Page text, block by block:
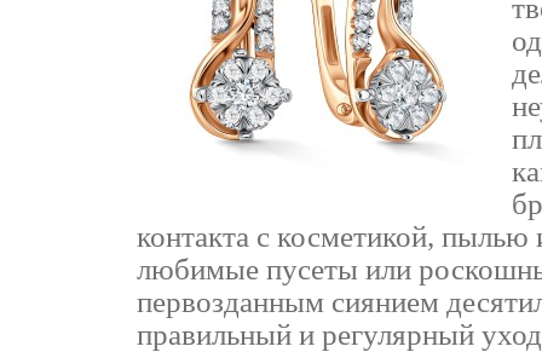
контакта с косметикой,
любимые пусеты или
первозданным сиянием
правильный и регулярный